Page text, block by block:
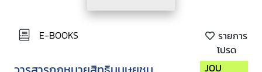
E-BOOKS
รายการ
โปรด
JOU